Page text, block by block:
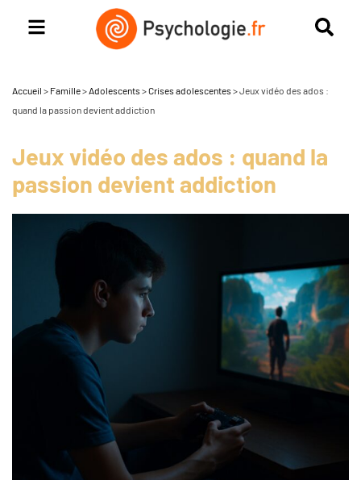
Accueil > Famille> Adolescents >Crises adolescentes >Jeux vidéo des ados :
quand la passion devient addiction
Jeux vidéo des ados : quand la
passion devient addiction